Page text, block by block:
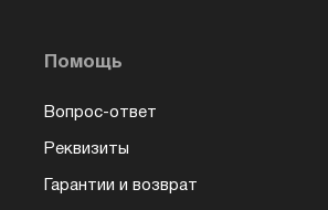
Помощь
Вопрос-ответ
Реквизиты
Гарантии и возврат